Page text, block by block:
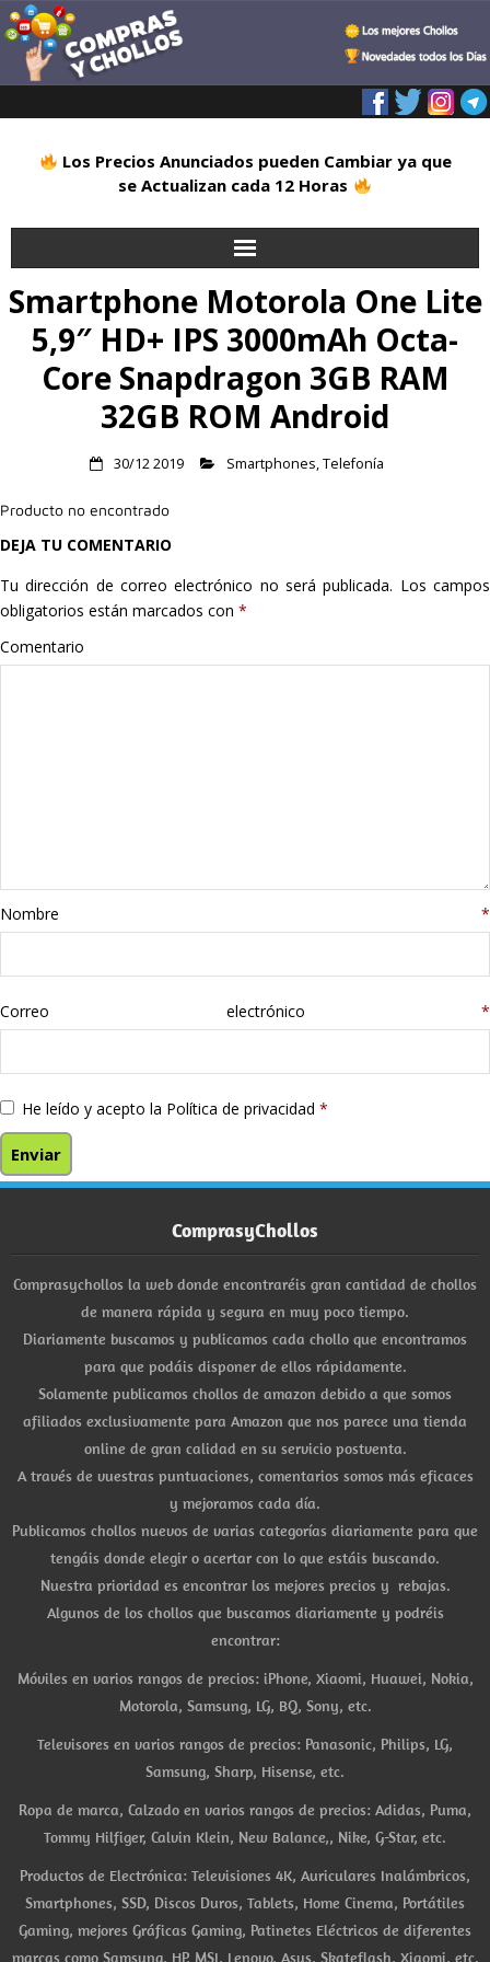
Los Precios Anunciados pueden Cambiar ya que
se Actualizan cada 12 Horas
Inicio
Alimentación
Deportes
Hogar
Listas
libros
Smartphone Motorola One Lite
5,9″ HD+ IPS 3000mAh Octa-
Core Snapdragon 3GB RAM
32GB ROM Android
30/12 2019 Smartphones,Telefonía
Producto no encontrado
DEJA TU COMENTARIO
Tu dirección de correo electrónico no será publicada. Los campos
obligatorios están marcados con *
Comentario
Nombre *
Correo electrónico *
He leído y acepto la Política de privacidad *
ComprasyChollos
Comprasychollos la web donde encontraréis gran cantidad de chollos
de manera rápida y segura en muy poco tiempo.
Diariamente buscamos y publicamos cada chollo que encontramos
para que podáis disponer de ellos rápidamente.
Solamente publicamos chollos de amazon debido a que somos
afiliados exclusivamente para Amazon que nos parece una tienda
online de gran calidad en su servicio postventa.
A través de vuestras puntuaciones, comentarios somos más eficaces
y mejoramos cada día.
Publicamos chollos nuevos de varias categorías diariamente para que
tengáis donde elegir o acertar con lo que estáis buscando.
Nuestra prioridad es encontrar los mejores precios y rebajas.
Algunos de los chollos que buscamos diariamente y podréis
encontrar:
Móviles en varios rangos de precios: iPhone, Xiaomi, Huawei, Nokia,
Motorola, Samsung, LG, BQ, Sony, etc.
Televisores en varios rangos de precios: Panasonic, Philips, LG,
Samsung, Sharp, Hisense, etc.
Ropa de marca, Calzado en varios rangos de precios: Adidas, Puma,
Tommy Hilfiger, Calvin Klein, New Balance,, Nike, G-Star, etc.
Productos de Electrónica: Televisiones 4K, Auriculares Inalámbricos,
Smartphones, SSD, Discos Duros, Tablets, Home Cinema, Portátiles
Gaming, mejores Gráficas Gaming, Patinetes Eléctricos de diferentes
marcas como Samsung, HP, MSI, Lenovo, Asus, Skateflash, Xiaomi, etc.